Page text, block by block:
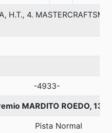
H.T., 4.
-4933-
MARDITO ROEDO,
Pista Normal